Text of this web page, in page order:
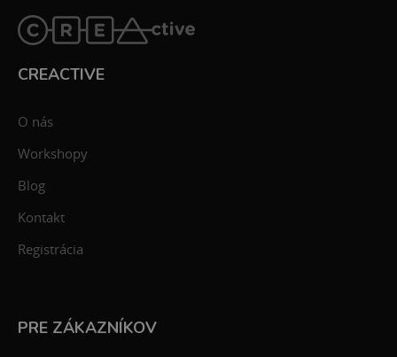
CREACTIVE
O nás
Workshopy
Blog
Kontakt
Registrácia
PRE ZÁKAZNÍKOV